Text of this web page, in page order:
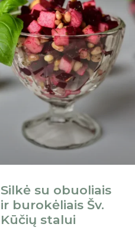
Silkė su obuoliais
ir burokėliais Šv.
Kūčių stalui